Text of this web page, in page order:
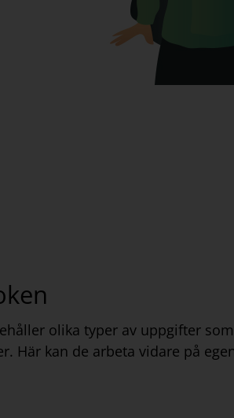
olika typer av uppgifter
Här kan de arbeta vidare på